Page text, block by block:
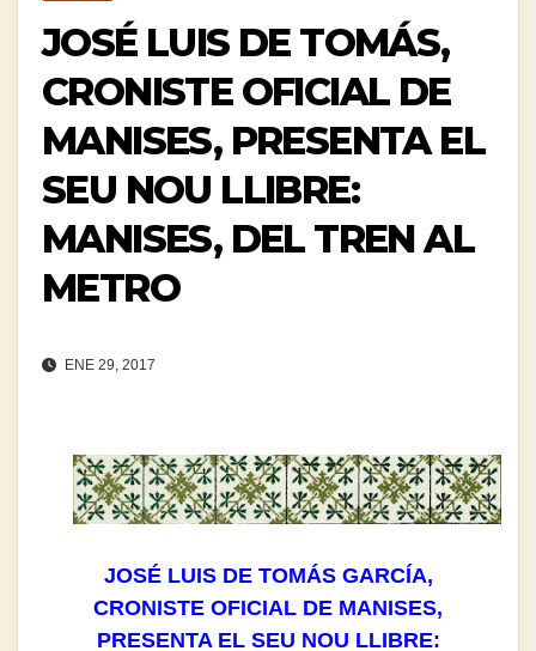
JOSÉ LUIS DE TOMÁS,
CRONISTE OFICIAL DE
MANISES, PRESENTA EL
SEU NOU LLIBRE:
MANISES, DEL TREN AL
METRO
ENE 29, 2017
JOSÉ LUIS DE TOMÁS GARCÍA,
CRONISTE OFICIAL DE MANISES,
PRESENTA EL SEU NOU LLIBRE: